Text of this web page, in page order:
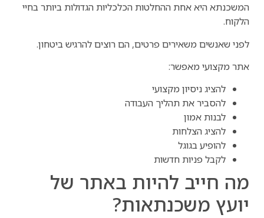
המשכנתא היא אחת ההחלטות הכלכליות הגדולות ביותר בחיי
הלקוח.
לפני שאנשים משאירים פרטים, הם רוצים להרגיש ביטחון.
אתר מקצועי מאפשר:
להציג ניסיון מקצועי
להסביר את תהליך העבודה
לבנות אמון
להציג הצלחות
להופיע בגוגל
לקבל פניות חדשות
מה חייב להיות באתר של
יועץ משכנתאות?